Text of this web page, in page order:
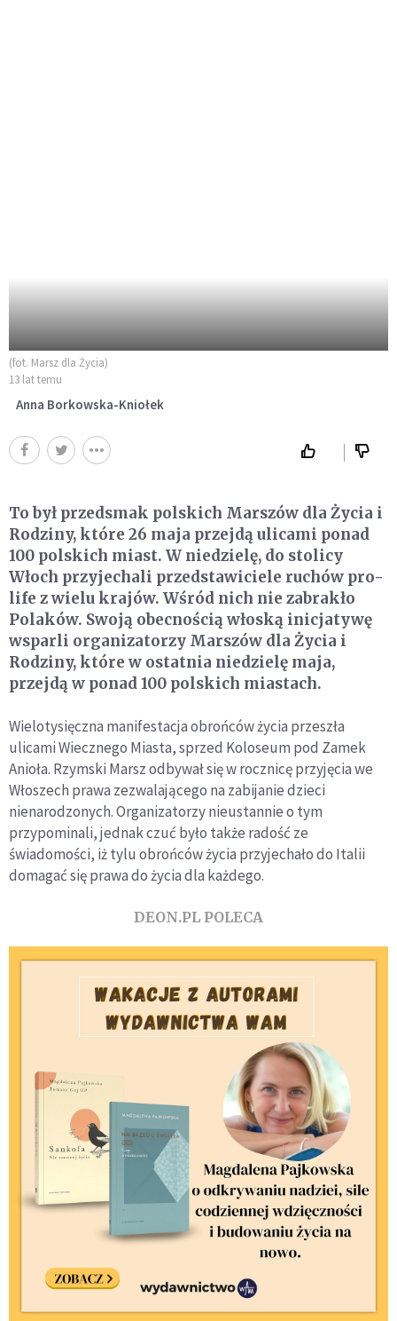
(fot. Marsz dla Życia)
13 lat temu
Anna Borkowska-Kniołek
To był przedsmak polskich Marszów dla Życia i
Rodziny, które 26 maja przejdą ulicami ponad
100 polskich miast. W niedzielę, do stolicy
Włoch przyjechali przedstawiciele ruchów pro-
life z wielu krajów. Wśród nich nie zabrakło
Polaków. Swoją obecnością włoską inicjatywę
wsparli organizatorzy Marszów dla Życia i
Rodziny, które w ostatnia niedzielę maja,
przejdą w ponad 100 polskich miastach.
Wielotysięczna manifestacja obrońców życia przeszła
ulicami Wiecznego Miasta, sprzed Koloseum pod Zamek
Anioła. Rzymski Marsz odbywał się w rocznicę przyjęcia we
Włoszech prawa zezwalającego na zabijanie dzieci
nienarodzonych. Organizatorzy nieustannie o tym
przypominali, jednak czuć było także radość ze
świadomości, iż tylu obrońców życia przyjechało do Italii
domagać się prawa do życia dla każdego.
DEON.PL POLECA